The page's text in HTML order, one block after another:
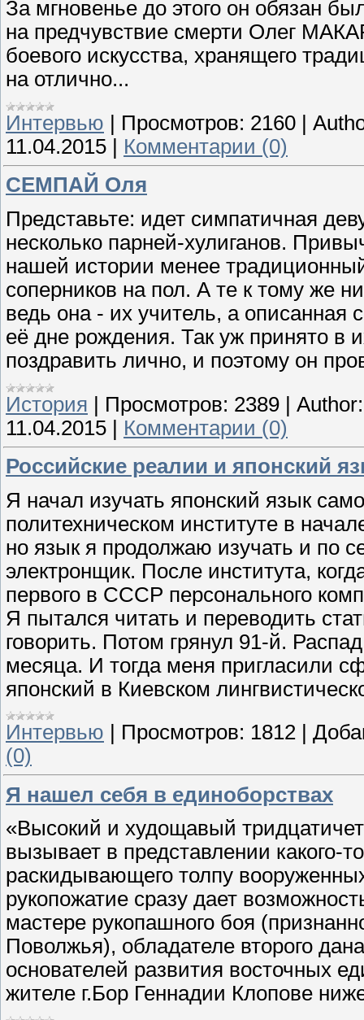
За мгновенье до этого он обязан
на предчувствие смерти Олег
боевого искусства, хранящего
на отлично...
Интервью
Просмотров: 2160
11.04.2015
Комментарии (0)
СЕМПАЙ Оля
Представьте: идет симпатичная
несколько парней-хулиганов.
нашей истории менее
соперников на пол. А те к тому же
ведь она - их учитель, а описанная
её дне рождения. Так уж принято в
поздравить лично, и поэтому он
История | Просмотров: 2389 | Author:
11.04.2015 | Комментарии (0)
Российские реалии и японский
Я начал изучать японский язык
политехническом институте в
но язык я продолжаю изучать и по
электронщик. После института,
первого в СССР персонального
Я пытался читать и переводить
говорить. Потом грянул 91-й.
месяца. И тогда меня пригласили
японский в Киевском
Интервью
Просмотров: 1812
(0)
Я нашел себя в единоборствах
«Высокий и худощавый
вызывает в представлении какого-
раскидывающего толпу
рукопожатие сразу дает
мастере рукопашного боя
Поволжья), обладателе второго
основателей развития восточных
жителе г.Бор Геннадии Клопове